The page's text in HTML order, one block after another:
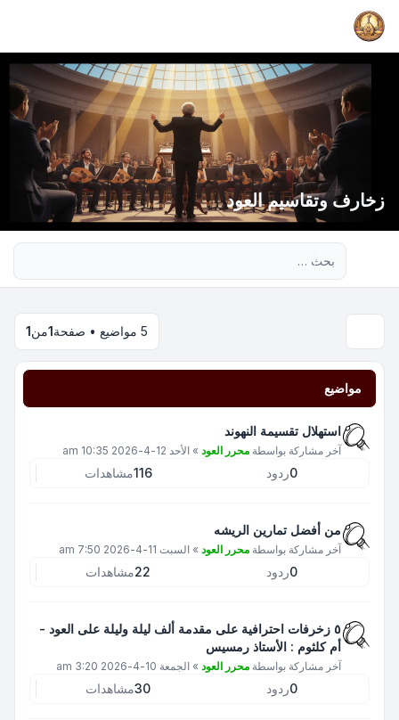
زخارف وتقاسيم العود
5 مواضيع • صفحة 1من1
مواضيع
استهلال تقسيمة النهوند
آخر مشاركة بواسطة محرر العود » الأحد 12-4-2026 10:35 am
0ردود 116مشاهدات
من أفضل تمارين الريشه
آخر مشاركة بواسطة محرر العود » السبت 11-4-2026 7:50 am
0ردود 22مشاهدات
٥ زخرفات احترافية على مقدمة ألف ليلة وليلة على العود -
أم كلثوم : الأستاذ رمسيس
آخر مشاركة بواسطة محرر العود » الجمعة 10-4-2026 3:20 am
0ردود 30مشاهدات